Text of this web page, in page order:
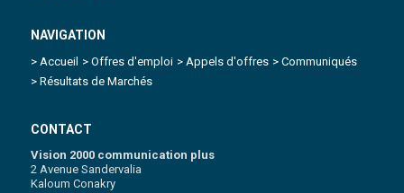
NAVIGATION
> Accueil > Offres d'emploi > Appels d'offres > Communiqués
> Résultats de Marchés
CONTACT
Vision 2000 communication plus
2 Avenue Sandervalia
Kaloum Conakry